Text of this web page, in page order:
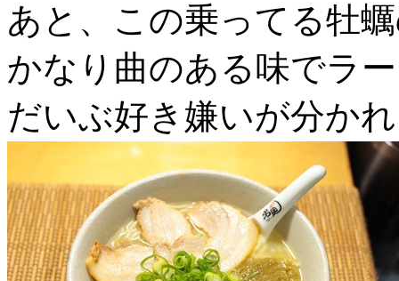
あと、この乗ってる牡
かなり曲のある味でラ
だいぶ好き嫌いが分か